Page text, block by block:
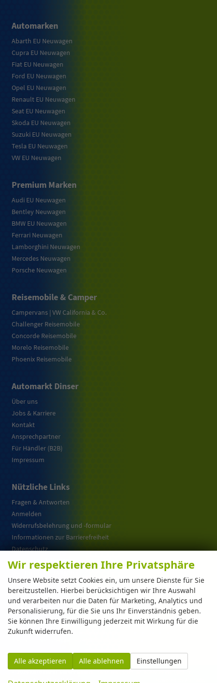
Automarken
Abarth EU Neuwagen
Cupra EU Neuwagen
Fiat EU Neuwagen
Ford EU Neuwagen
Opel EU Neuwagen
Renault EU Neuwagen
Seat EU Neuwagen
Skoda EU Neuwagen
Suzuki EU Neuwagen
Tesla EU Neuwagen
VW EU Neuwagen
Premium Marken
Audi EU Neuwagen
Bentley Neuwagen
BMW EU Neuwagen
Ferrari Neuwagen
Lamborghini Neuwagen
Mercedes Neuwagen
Porsche Neuwagen
Reisemobile & Camper
Campervans | VW California & Co.
Challenger Reisemobile
Concorde Reisemobile
Morelo Reisemobile
Phoenix Reisemobile
Automarkt Dinser
Über uns
Jobs & Karriere
Kontakt
Ansprechpartner
Für Händler (B2B)
Impressum
Nützliche Links
Fragen & Antworten
Anmelden
Widerrufsbelehrung und -formular
Informationen zur Barrierefreiheit
Datenschutz
Cookie-Einstellungen
Warum EU-Neuwagen ?
Weitere Informationen zum offiziellen Kraftstoffverbrauch und zu den offiziellen
spezifischen CO2-Emissionen und gegebenenfalls zum Stromverbrauch neuer PKW
können dem 'Leitfaden über den offiziellen Kraftstoffverbrauch, die offiziellen
spezifischen CO -Emissionen und den offiziellen Stromverbrauch neuer PKW'
entnommen werden, der an allen Verkaufsstellen und bei der 'Deutschen Automobil
© 2026Automarkt Dinser GmbH,Franz-Walchner-Str. 8,88239Wangen im
Allgäu,
+49-7522-77114-0
Wir respektieren Ihre Privatsphäre
Unsere Website setzt Cookies ein, um unsere Dienste für Sie
bereitzustellen. Hierbei berücksichtigen wir Ihre Auswahl
und verarbeiten nur die Daten für Marketing, Analytics und
Personalisierung, für die Sie uns Ihr Einverständnis geben.
Sie können Ihre Einwilligung jederzeit mit Wirkung für die
Zukunft widerrufen.
Alle akzeptieren Alle ablehnen Einstellungen